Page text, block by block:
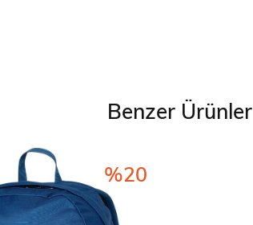
Benzer Ürünler
%20